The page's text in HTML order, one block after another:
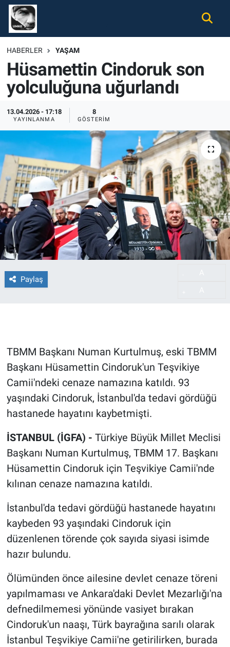
HABERLER YAŞAM
Hüsamettin Cindoruk son
yolculuğuna uğurlandı
13.04.2026 - 17:18
YAYINLANMA
8
GÖSTERIM
Paylaş
TBMM Başkanı Numan Kurtulmuş, eski TBMM
Başkanı Hüsamettin Cindoruk'un Teşvikiye
Camii'ndeki cenaze namazına katıldı. 93
yaşındaki Cindoruk, İstanbul'da tedavi gördüğü
hastanede hayatını kaybetmişti.
İSTANBUL (İGFA) - Türkiye Büyük Millet Meclisi
Başkanı Numan Kurtulmuş, TBMM 17. Başkanı
Hüsamettin Cindoruk için Teşvikiye Camii'nde
kılınan cenaze namazına katıldı.
İstanbul'da tedavi gördüğü hastanede hayatını
kaybeden 93 yaşındaki Cindoruk için
düzenlenen törende çok sayıda siyasi isimde
hazır bulundu.
Ölümünden önce ailesine devlet cenaze töreni
yapılmaması ve Ankara'daki Devlet Mezarlığı'na
defnedilmemesi yönünde vasiyet bırakan
Cindoruk'un naaşı, Türk bayrağına sarılı olarak
İstanbul Teşvikiye Camii'ne getirilirken, burada
Gündem
Ekonomi
Spor
Magazin
Tüm Haberler
İletişim
Künye
Nöbetçi Eczaneler
Hava Durumu
Namaz Vakitleri
Trafik Durumu
Süper Lig Puan Durumu ve Fikstür
Tüm Manşetler
Son Dakika Haberleri
Haber Arşivi